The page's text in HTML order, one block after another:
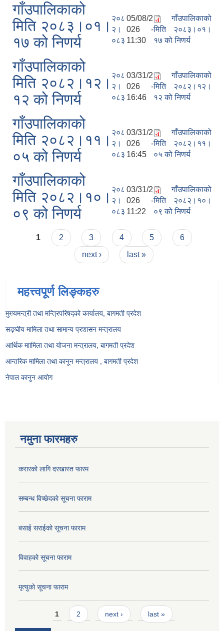
गाँउपालिकाको
मिति २०८३।०१।
१७ को निणर्य
२०८
२।
०८३
05/08/2
026 -
11:30
गाँउपालिकाको
मिति २०८३।०१।
१७ को निणर्य
गाँउपालिकाको
मिति २०८२।१२।
१२ को निणर्य
२०८
२।
०८३
03/31/2
026 -
16:46
गाँउपालिकाको
मिति २०८२।१२।
१२ को निणर्य
गाँउपालिकाको
मिति २०८२।११।
०५ को निणर्य
२०८
२।
०८३
03/31/2
026 -
16:45
गाँउपालिकाको
मिति २०८२।११।
०५ को निणर्य
गाँउपालिकाको
मिति २०८२।१०।
०९ को निणर्य
२०८
२।
०८३
03/31/2
026 -
11:22
गाँउपालिकाको
मिति २०८२।१०।
०९ को निणर्य
Pages
1 2 3 4 5
6
next ›
last »
महत्त्वपूर्ण लिङ्कहरु
मुख्यमन्त्री तथा मन्त्रिपरिषद्को कार्यालय, बागमती प्रदेश
सङ्‍घीय मामिला तथा सामान्य प्रशासन मन्त्रालय
आर्थिक माामिला तथा योजना मन्त्रालय, बागमती प्रदेश
आन्तरिक मामिला तथा कानून मन्त्रालय , बागमती प्रदेश
नेपाल कानुन आयोग
नमुना फारमहरु
करारको लागि दरखास्त फारम
सम्बन्ध विच्छेदकाे सूचना फाराम
बसाई सराईको सूचना फाराम
विवाहको सूचना फाराम
मृत्युको सूचना फाराम
Pages1 2 next › last »